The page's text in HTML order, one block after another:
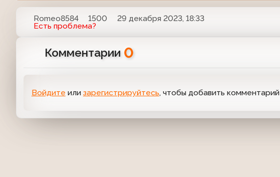
Romeo8584 1500 29 декабря 2023, 18:33
Есть проблема?
Комментарии 0
Войдите или зарегистрируйтесь, чтобы добавить комментарий